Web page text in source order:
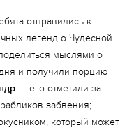
отправились к
легенд о Чудесной
мыслями о
и получили порцию
— его отметили за
забвения;
который может